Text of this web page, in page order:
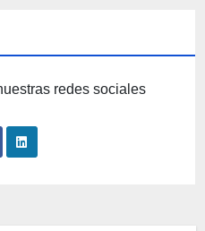
redes sociales